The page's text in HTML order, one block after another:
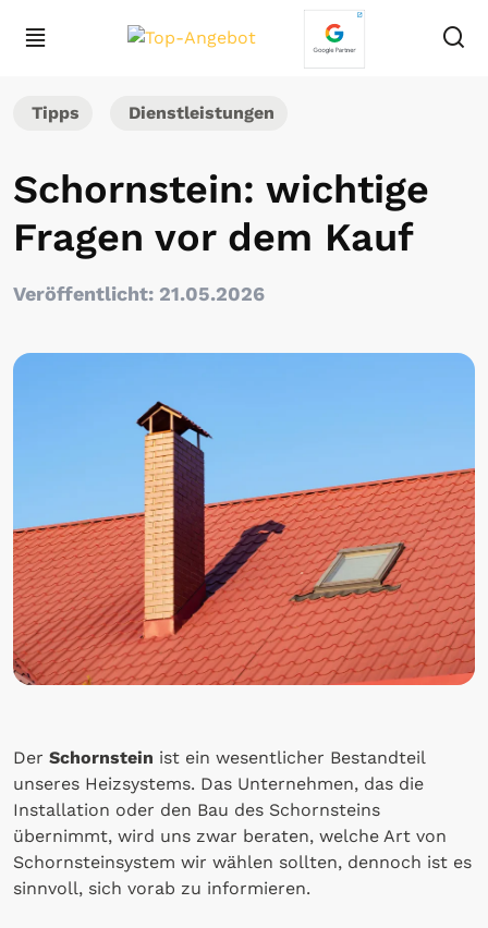
Tipps Dienstleistungen
Schornstein: wichtige
Fragen vor dem Kauf
Veröffentlicht: 21.05.2026
Der Schornstein ist ein wesentlicher Bestandteil
unseres Heizsystems. Das Unternehmen, das die
Installation oder den Bau des Schornsteins
übernimmt, wird uns zwar beraten, welche Art von
Schornsteinsystem wir wählen sollten, dennoch ist es
sinnvoll, sich vorab zu informieren.